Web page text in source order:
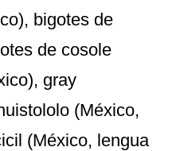
bigotes de
de cosole
gray
(México,
(México, lengua